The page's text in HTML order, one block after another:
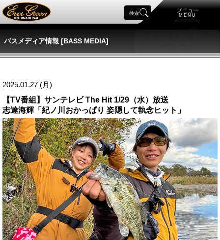
メニュー
MENU
検索
バスメディア情報 [BASS MEDIA]
2025.01.27 (月)
【TV番組】サンテレビ The Hit 1/29（水）放送
志達海輝「紀ノ川おかっぱり 姿隠して執念ヒット」